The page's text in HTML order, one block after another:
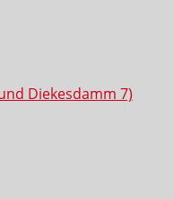
Diekesdamm 7)